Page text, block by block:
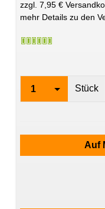
zzgl. 7,95 €
mehr Details zu den
1 Stück
Auf